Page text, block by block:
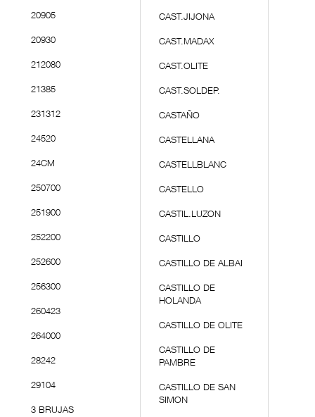
20905
20930
212080
21385
231312
24520
24CM
250700
251900
252200
252600
256300
260423
264000
28242
29104
3 BRUJAS
CAST.JIJONA
CAST.MADAX
CAST.OLITE
CAST.SOLDEP.
CASTAÑO
CASTELLANA
CASTELLBLANC
CASTELLO
CASTIL.LUZON
CASTILLO
CASTILLO DE ALBAI
CASTILLO DE
HOLANDA
CASTILLO DE OLITE
CASTILLO DE
PAMBRE
CASTILLO DE SAN
SIMON